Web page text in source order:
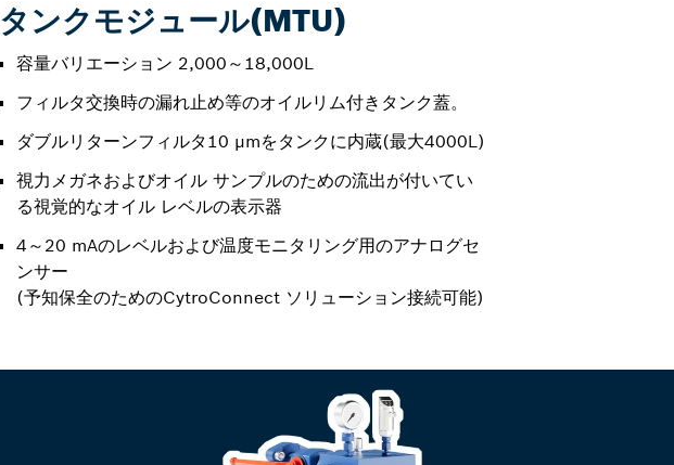
タンクモジュール(MTU)
容量バリエーション 2,000～18,000L
フィルタ交換時の漏れ止め等のオイルリム付きタンク蓋。
ダブルリターンフィルタ10 μmをタンクに内蔵(最大4000L)
視力メガネおよびオイル サンプルのための流出が付いてい
る視覚的なオイル レベルの表示器
4～20 mAのレベルおよび温度モニタリング用のアナログセ
ンサー
(予知保全のためのCytroConnect ソリューション接続可能)